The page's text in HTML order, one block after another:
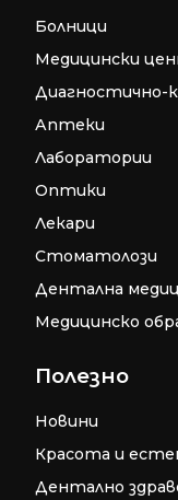
Болници
Медицински
Диагностично-
Аптеки
Лаборатории
Оптики
Лекари
Стоматолози
Дентална
Медицинско
Полезно
Новини
Красота и
Дентално